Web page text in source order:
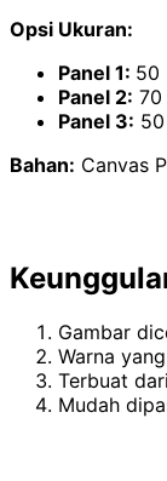
Opsi Ukuran:
Panel 1: 50
Panel 2: 70
Panel 3:
Bahan: Canvas
Gambar
Warna
Terbuat
Mudah